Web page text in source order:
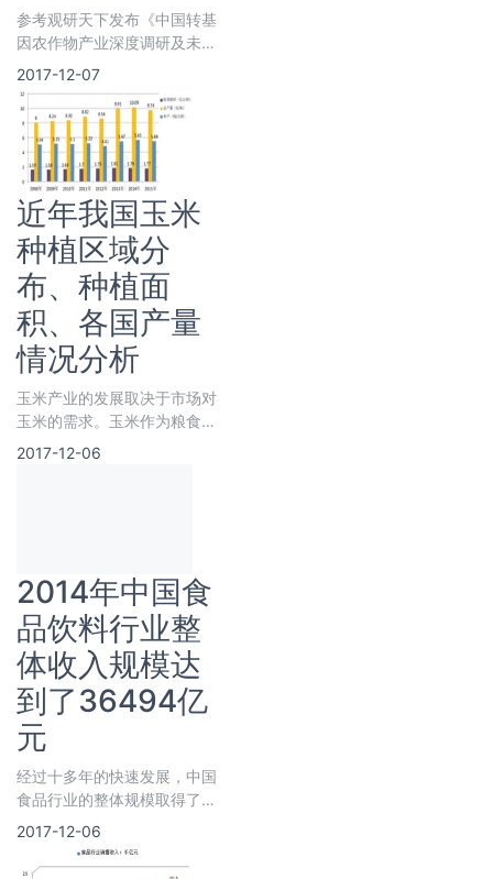
参考观研天下发布《中国转基
因农作物产业深度调研及未来
五年投资商机研究报告》 资
料来源：公开资料，观研天下
2017-12-07
近年我国玉米
种植区域分
布、种植面
积、各国产量
情况分析
玉米产业的发展取决于市场对
玉米的需求。玉米作为粮食，
是中南美洲和非洲居民的重要
2017-12-06
2014年中国食
品饮料行业整
体收入规模达
到了36494亿
元
经过十多年的快速发展，中国
食品行业的整体规模取得了极
大的进步。根据国家统计局口
径，到2014年，中国食品饮
料行业整体收入规模达到了
2017-12-06